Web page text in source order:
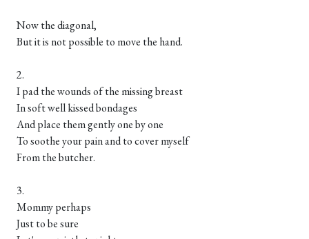
Now the diagonal,
But it is not possible to move the hand.
2.
I pad the wounds of the missing breast
In soft well kissed bondages
And place them gently one by one
To soothe your pain and to cover myself
From the butcher.
3.
Mommy perhaps
Just to be sure